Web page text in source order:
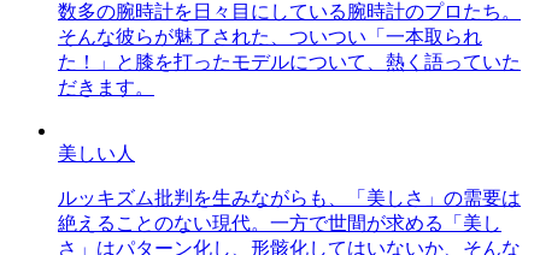
数多の腕時計を日々目にしている腕時計のプロたち。
そんな彼らが魅了された、ついつい「一本取られ
た！」と膝を打ったモデルについて、熱く語っていた
だきます。
美しい人
ルッキズム批判を生みながらも、「美しさ」の需要は
絶えることのない現代。一方で世間が求める「美し
さ」はパターン化し、形骸化してはいないか、そんな